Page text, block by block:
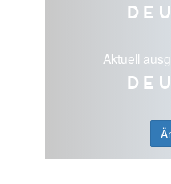
Aktuell